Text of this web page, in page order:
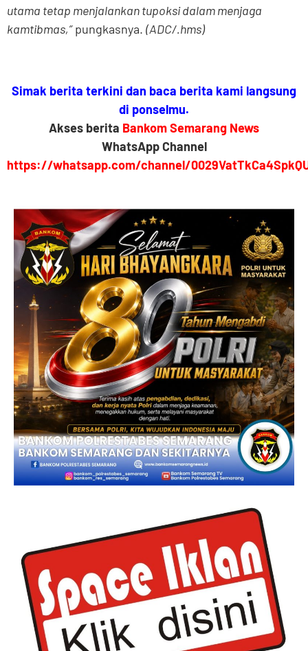
utama tetap menjalankan tupoksi dalam menjaga
kamtibmas,”pungkasnya. (ADC/.hms)
Simak berita terkini dan baca berita kami langsung
di ponselmu.
Akses berita Bankom Semarang News
WhatsApp Channel
https://whatsapp.com/channel/